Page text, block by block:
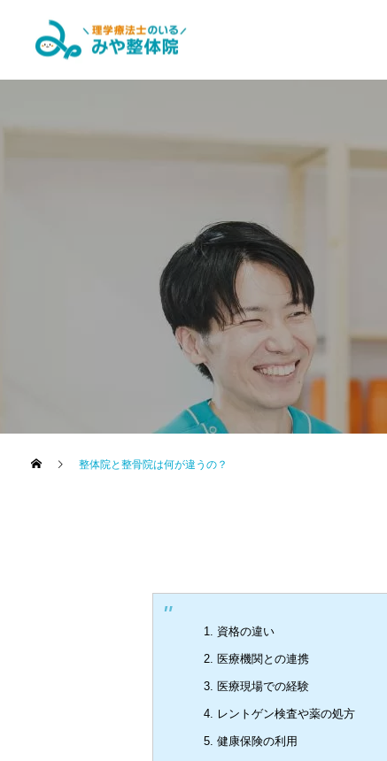
パーソナルトレーニン
グ&ピラティス
整体院と整骨院は何が違うの？
資格の違い
医療機関との連携
医療現場での経験
レントゲン検査や薬の処方
健康保険の利用